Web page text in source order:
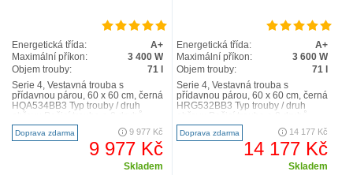
Energetická třída:
A+
Maximální příkon:
3 400 W
Objem trouby:
71 l
Serie 4, Vestavná trouba s
přídavnou párou, 60 x 60 cm, černá
HQA534BB3 Typ trouby / druh
ohřevu: 3D horký vzduc..
Doprava zdarma 9 977 Kč
9 977 Kč
Skladem
Energetická třída:
A+
Maximální příkon:
3 600 W
Objem trouby:
71 l
Serie 4, Vestavná trouba s
přídavnou párou, 60 x 60 cm, černá
HRG532BB3 Typ trouby / druh
ohřevu: 3D horký vzduc..
Doprava zdarma 14 177 Kč
14 177 Kč
Skladem